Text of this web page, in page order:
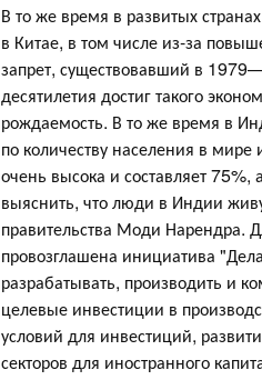
В то же время в развитых
в Китае, в том числе из-за
запрет, существовавший в
десятилетия достиг такого
рождаемость. В то же время в
по количеству населения в
очень высока и составляет
выяснить, что люди в Индии
правительства Моди Нарендра.
провозглашена инициатива
разрабатывать, производить и
целевые инвестиции в
условий для инвестиций,
секторов для иностранного